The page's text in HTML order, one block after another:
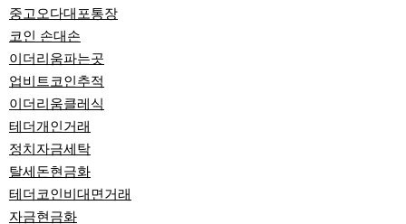
중고오다대포통장
코인 손대손
이더리움파는곳
업비트코인추적
이더리움클레식
테더개인거래
정치자금세탁
탈세돈현금화
테더코인비대면거래
자금현금화